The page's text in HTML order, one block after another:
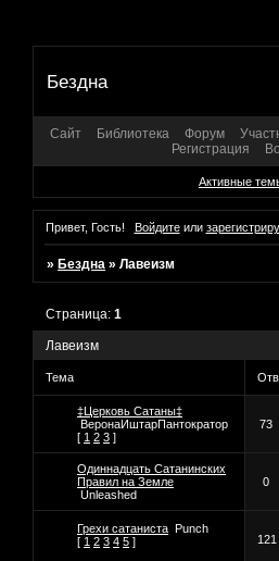
Бездна
Сайт Библиотека Форум
Регистрация
Активные
Привет, Гость! Войдитеили
»Бездна »Лавеизм
Лавеизм
Страница:1
Тема
‡Церковь Сатаны‡
ВеронаИштарПантократор
[ 1 2 3 ]
73
Одиннадцать Сатанинских
Правил на Земле
Unleashed
0
Грехи сатаниста
Punch
[ 1 2 3 4 5 ] 121